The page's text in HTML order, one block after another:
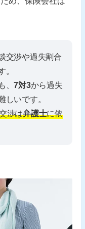
交渉や過失割合
。
、7対3から過失
しいです。
渉は弁護士に依